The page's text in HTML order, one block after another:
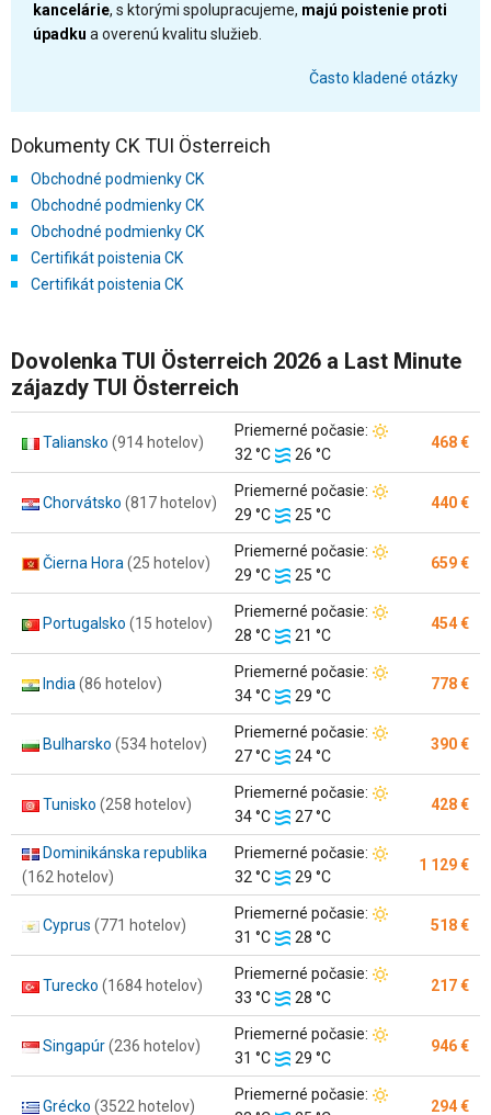
kancelárie, s ktorými spolupracujeme, majú poistenie proti
úpadku a overenú kvalitu služieb.
Často kladené otázky
Dokumenty CK TUI Österreich
Obchodné podmienky CK
Obchodné podmienky CK
Obchodné podmienky CK
Certifikát poistenia CK
Certifikát poistenia CK
Dovolenka TUI Österreich 2026 a Last Minute
zájazdy TUI Österreich
Taliansko (914 hotelov)
Priemerné počasie:
vzduchu:
32 °C
Teplota
vody:
26 °C
468 €
Chorvátsko (817 hotelov)
Priemerné počasie:
vzduchu:
29 °C
Teplota
vody:
25 °C
440 €
Čierna Hora (25 hotelov)
Priemerné počasie:
vzduchu:
29 °C
Teplota
vody:
25 °C
659 €
Portugalsko (15 hotelov)
Priemerné počasie:
vzduchu:
28 °C
Teplota
vody:
21 °C
454 €
India (86 hotelov)
Priemerné počasie:
vzduchu:
34 °C
Teplota
vody:
29 °C
778 €
Bulharsko (534 hotelov)
Priemerné počasie:
vzduchu:
27 °C
Teplota
vody:
24 °C
390 €
Tunisko (258 hotelov)
Priemerné počasie:
vzduchu:
34 °C
Teplota
vody:
27 °C
428 €
Dominikánska republika
(162 hotelov)
Priemerné počasie:
vzduchu:
32 °C
Teplota
vody:
29 °C
1 129 €
Cyprus (771 hotelov)
Priemerné počasie:
vzduchu:
31 °C
Teplota
vody:
28 °C
518 €
Turecko (1684 hotelov)
Priemerné počasie:
vzduchu:
33 °C
Teplota
vody:
28 °C
217 €
Singapúr(236 hotelov)
Priemerné počasie:
vzduchu:
31 °C
Teplota
vody:
29 °C
946 €
Grécko (3522 hotelov)
Priemerné počasie:
294 €